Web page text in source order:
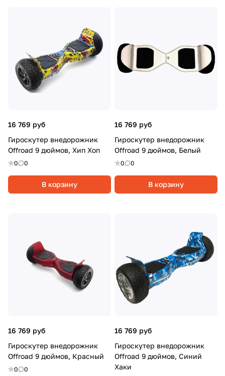
16 769 руб
Гироскутер внедорожник
Offroad 9 дюймов, Хип Хоп
0 0
В корзину
16 769 руб
Гироскутер внедорожник
Offroad 9 дюймов, Белый
0 0
В корзину
16 769 руб
Гироскутер внедорожник
Offroad 9 дюймов, Красный
0 0
16 769 руб
Гироскутер внедорожник
Offroad 9 дюймов, Синий
Хаки